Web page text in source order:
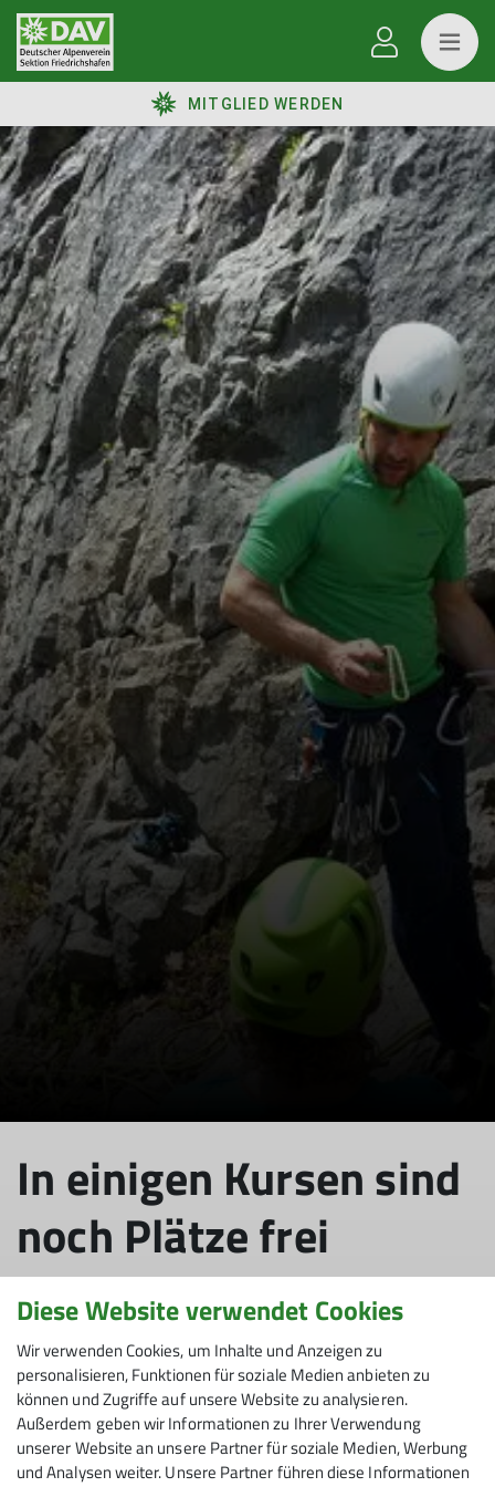
MITGLIED WERDEN
In einigen Kursen sind
noch Plätze frei
News Sektion
In einigen unserer Kurse sind noch letzte Plätze frei:
Diese Website verwendet Cookies
Wir verwenden Cookies, um Inhalte und Anzeigen zu
personalisieren, Funktionen für soziale Medien anbieten zu
können und Zugriffe auf unsere Website zu analysieren.
Außerdem geben wir Informationen zu Ihrer Verwendung
unserer Website an unsere Partner für soziale Medien, Werbung
und Analysen weiter. Unsere Partner führen diese Informationen